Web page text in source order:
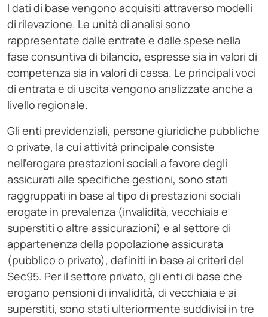
I dati di base vengono acquisiti attraverso modelli
di rilevazione. Le unità di analisi sono
rappresentate dalle entrate e dalle spese nella
fase consuntiva di bilancio, espresse sia in valori di
competenza sia in valori di cassa. Le principali voci
di entrata e di uscita vengono analizzate anche a
livello regionale.
Gli enti previdenziali, persone giuridiche pubbliche
o private, la cui attività principale consiste
nell’erogare prestazioni sociali a favore degli
assicurati alle specifiche gestioni, sono stati
raggruppati in base al tipo di prestazioni sociali
erogate in prevalenza (invalidità, vecchiaia e
superstiti o altre assicurazioni) e al settore di
appartenenza della popolazione assicurata
(pubblico o privato), definiti in base ai criteri del
Sec95. Per il settore privato, gli enti di base che
erogano pensioni di invalidità, di vecchiaia e ai
superstiti, sono stati ulteriormente suddivisi in tre